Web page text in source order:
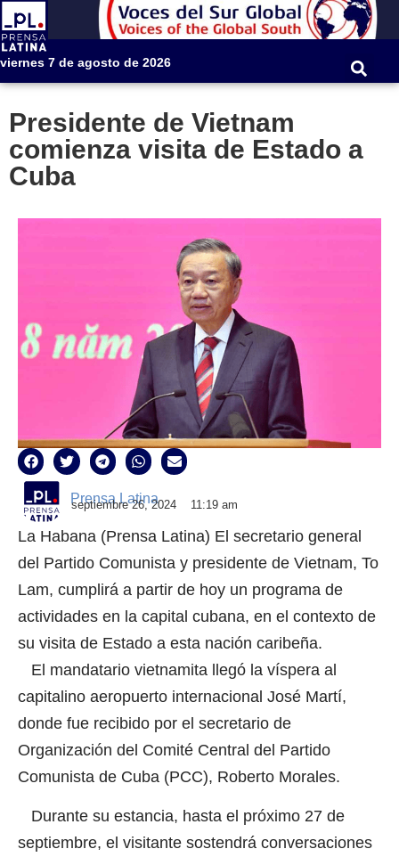
viernes 7 de agosto de 2026
Presidente de Vietnam
comienza visita de Estado a
Cuba
Prensa Latina
septiembre 26, 2024 11:19 am
La Habana (Prensa Latina) El secretario general
del Partido Comunista y presidente de Vietnam, To
Lam, cumplirá a partir de hoy un programa de
actividades en la capital cubana, en el contexto de
su visita de Estado a esta nación caribeña.
El mandatario vietnamita llegó la víspera al
capitalino aeropuerto internacional José Martí,
donde fue recibido por el secretario de
Organización del Comité Central del Partido
Comunista de Cuba (PCC), Roberto Morales.
Durante su estancia, hasta el próximo 27 de
septiembre, el visitante sostendrá conversaciones